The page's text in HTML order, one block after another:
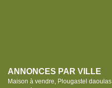
ANNONCES PAR VILLE
Maison à vendre, Plougastel daoulas